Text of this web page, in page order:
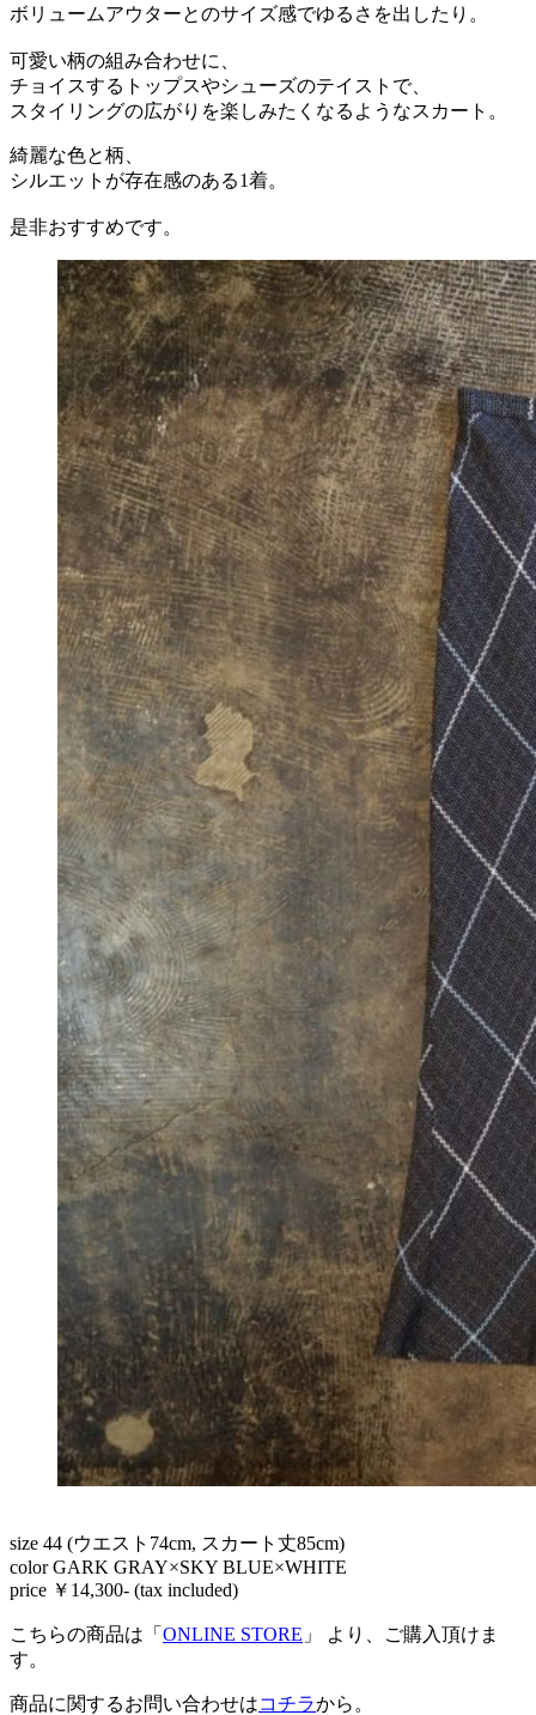
ボリュームアウターとのサイズ感でゆるさを出したり。
可愛い柄の組み合わせに、
チョイスするトップスやシューズのテイストで、
スタイリングの広がりを楽しみたくなるようなスカート。
綺麗な色と柄、
シルエットが存在感のある1着。
是非おすすめです。
size 44 (ウエスト74cm, スカート丈85cm)
color GARK GRAY×SKY BLUE×WHITE
price ￥14,300- (tax included)
こちらの商品は「 ONLINE STORE 」 より、ご購入頂けま
す。
商品に関するお問い合わせはコチラから。